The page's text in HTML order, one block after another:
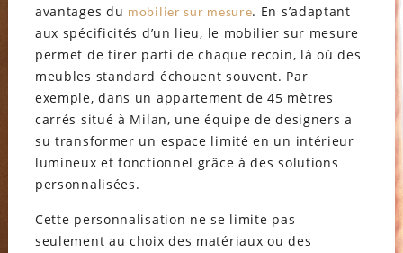
avantages du mobilier sur mesure. En s’adaptant
aux spécificités d’un lieu, le mobilier sur mesure
permet de tirer parti de chaque recoin, là où des
meubles standard échouent souvent. Par
exemple, dans un appartement de 45 mètres
carrés situé à Milan, une équipe de designers a
su transformer un espace limité en un intérieur
lumineux et fonctionnel grâce à des solutions
personnalisées.
Cette personnalisation ne se limite pas
seulement au choix des matériaux ou des